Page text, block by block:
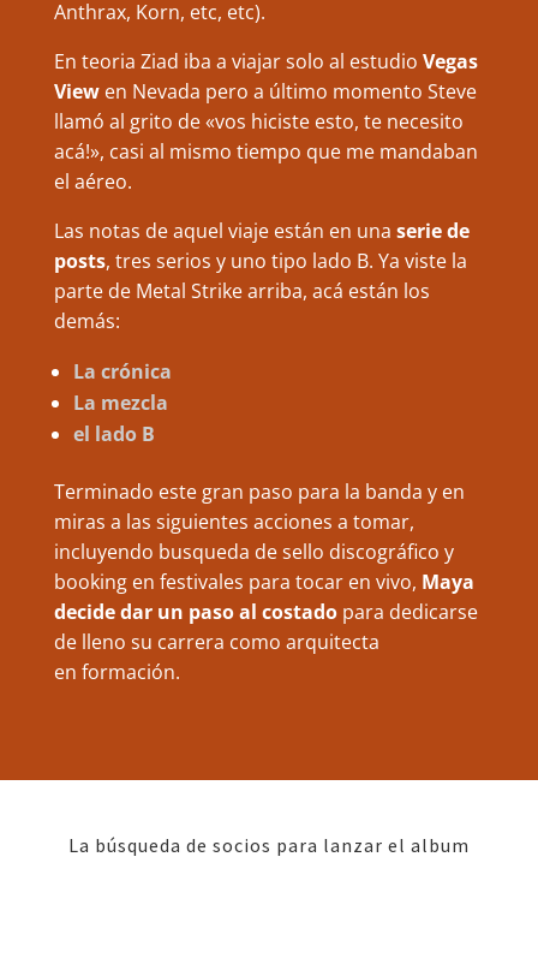
Anthrax, Korn, etc, etc).
En teoria Ziad iba a viajar solo al estudio Vegas
Viewen Nevada pero a último momento Steve
llamó al grito de «vos hiciste esto, te necesito
acá!», casi al mismo tiempo que me mandaban
el aéreo.
Las notas de aquel viaje están en una serie de
posts, tres serios y uno tipo lado B. Ya viste la
parte de Metal Strike arriba, acá están los
demás:
La crónica
La mezcla
el lado B
Terminado este gran paso para la banda y en
miras a las siguientes acciones a tomar,
incluyendo busqueda de sello discográfico y
booking en festivales para tocar en vivo, Maya
decide dar un paso al costadopara dedicarse
de lleno su carrera como arquitecta
en formación.
La búsqueda de socios para lanzar el album